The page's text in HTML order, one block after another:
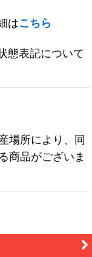
はこちら
態表記について
場所により、同
商品がございま